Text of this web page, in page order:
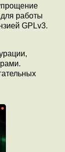
работы
GPLv3.